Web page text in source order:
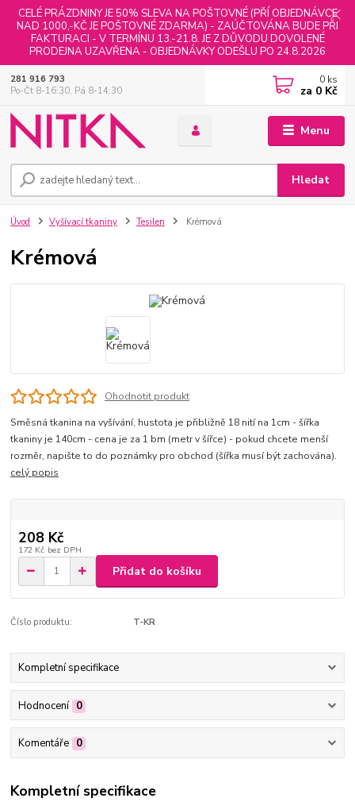
CELÉ PRÁZDNINY JE 50% SLEVA NA POŠTOVNÉ (PŘÍ OBJEDNÁVCE
NAD 1000,-KČ JE POŠTOVNÉ ZDARMA) - ZAÚČTOVÁNA BUDE PŘI
FAKTURACI - V TERMÍNU 13.-21.8. JE Z DŮVODU DOVOLENÉ
PRODEJNA UZAVŘENA - OBJEDNÁVKY ODEŠLU PO 24.8.2026
Menu
Hledat
281 916 793
Po-Čt 8-16:30, Pá 8-14:30
0 ks
za 0 Kč
Úvod Vyšívací tkaniny Tesilen Krémová
Krémová
Ohodnotit produkt
Směsná tkanina na vyšívání, hustota je přibližně 18 nití na 1cm - šířka
tkaniny je 140cm - cena je za 1 bm (metr v šířce) - pokud chcete menší
rozměr, napište to do poznámky pro obchod (šířka musí být zachována).
celý popis
208 Kč
172 Kč bez DPH
Přidat do košíku
Číslo produktu: T-KR
Kompletní specifikace
Hodnocení 0
Komentáře 0
Kompletní specifikace